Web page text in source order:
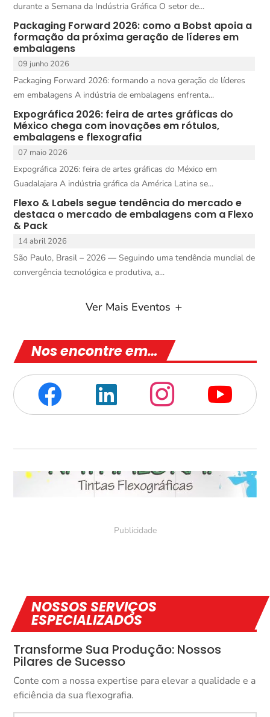
durante a Semana da Indústria Gráfica O setor de...
Packaging Forward 2026: como a Bobst apoia a
formação da próxima geração de líderes em
embalagens
09 junho 2026
Packaging Forward 2026: formando a nova geração de líderes
em embalagens A indústria de embalagens enfrenta...
Expográfica 2026: feira de artes gráficas do
México chega com inovações em rótulos,
embalagens e flexografia
07 maio 2026
Expográfica 2026: feira de artes gráficas do México em
Guadalajara A indústria gráfica da América Latina se...
Flexo & Labels segue tendência do mercado e
destaca o mercado de embalagens com a Flexo
& Pack
14 abril 2026
São Paulo, Brasil – 2026 — Seguindo uma tendência mundial de
convergência tecnológica e produtiva, a...
Ver Mais Eventos
Nos encontre em…
   
NOSSOS SERVIÇOS
ESPECIALIZADOS
Transforme Sua Produção: Nossos
Pilares de Sucesso
Conte com a nossa expertise para elevar a qualidade e a
eficiência da sua flexografia.